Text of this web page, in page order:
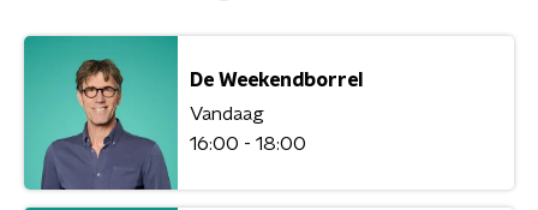
De Weekendborrel
Vandaag
16:00 - 18:00